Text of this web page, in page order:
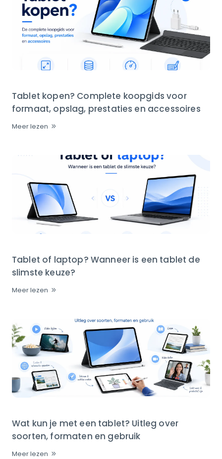
Tablet kopen? Complete koopgids voor
formaat, opslag, prestaties en accessoires
Meer lezen
Tablet of laptop? Wanneer is een tablet de
slimste keuze?
Meer lezen
Wat kun je met een tablet? Uitleg over
soorten, formaten en gebruik
Meer lezen